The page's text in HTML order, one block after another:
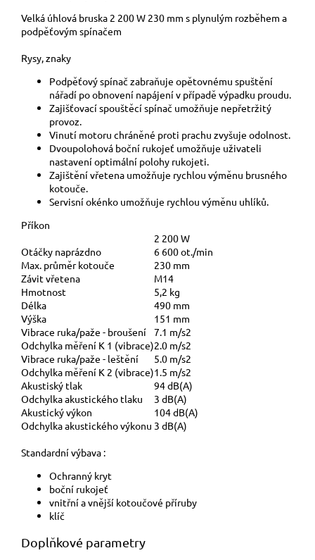
Velká úhlová bruska 2 200 W 230 mm s plynulým rozběhem a
podpěťovým spínačem
Rysy, znaky
Podpěťový spínač zabraňuje opětovnému spuštění
nářadí po obnovení napájení v případě výpadku proudu.
Zajišťovací spouštěcí spínač umožňuje nepřetržitý
provoz.
Vinutí motoru chráněné proti prachu zvyšuje odolnost.
Dvoupolohová boční rukojeť umožňuje uživateli
nastavení optimální polohy rukojeti.
Zajištění vřetena umožňuje rychlou výměnu brusného
kotouče.
Servisní okénko umožňuje rychlou výměnu uhlíků.
Příkon
2 200 W
Otáčky naprázdno
6 600 ot./min
Max. průměr kotouče
230 mm
Závit vřetena
M14
Hmotnost
5,2 kg
Délka
490 mm
Výška
151 mm
Vibrace ruka/paže - broušení
7.1 m/s2
Odchylka měření K 1 (vibrace)2.0 m/s2
Vibrace ruka/paže - leštění
5.0 m/s2
Odchylka měření K 2 (vibrace)1.5 m/s2
Akustiský tlak
94 dB(A)
Odchylka akustického tlaku
3 dB(A)
Akustický výkon
104 dB(A)
Odchylka akustického výkonu 3 dB(A)
Standardní výbava :
Ochranný kryt
boční rukojeť
vnitřní a vnější kotoučové příruby
klíč
Doplňkové parametry